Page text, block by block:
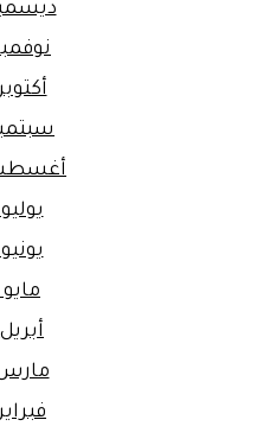
ديسمبر
نوفمبر
أكتوبر
سبتمبر
أغسطس
يوليو
يونيو
مايو 2023
أبريل
مارس
فبراير